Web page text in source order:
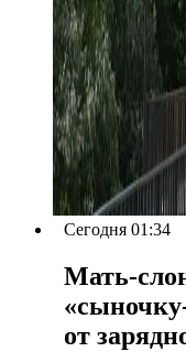
Сегодня 01:34
Мать-
от